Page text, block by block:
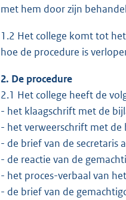
met hem door zijn
1.2 Het college komt tot
hoe de procedure is
2. De procedure
2.1 Het college heeft de
- het klaagschrift met de
- het verweerschrift met de
- de brief van de secretaris
- de reactie van de
- het proces-verbaal van
- de brief van de